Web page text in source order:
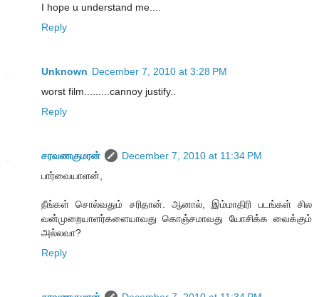
I hope u understand me....
Reply
Unknown December 7, 2010 at 3:28 PM
worst film.........cannoy justify..
Reply
சரவணகுமரன்
December 7, 2010 at 11:34 PM
பார்வையாளன்,
நீங்கள் சொல்வதும் சரிதான். ஆனால், இம்மாதிரி படங்கள் சில
வன்முறையாளர்களையாவது கொஞ்சமாவது யோசிக்க வைக்கும்
அல்லவா?
Reply